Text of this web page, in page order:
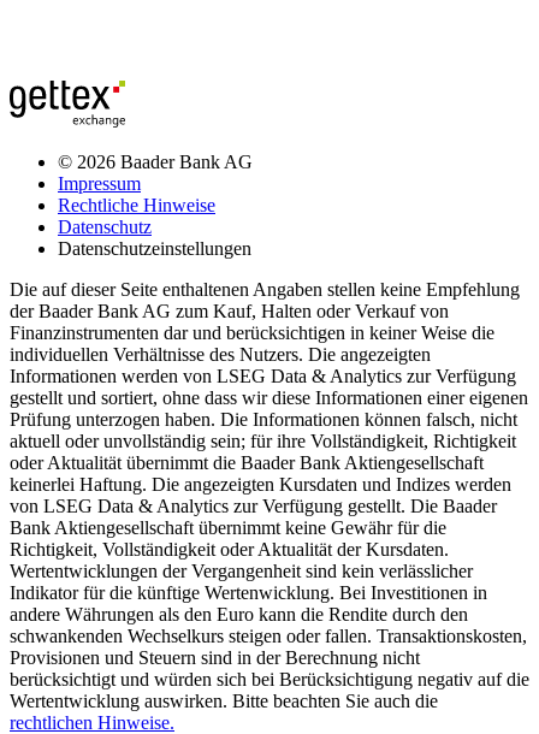
© 2026 Baader Bank AG
Impressum
Rechtliche Hinweise
Datenschutz
Datenschutzeinstellungen
Die auf dieser Seite enthaltenen Angaben stellen keine Empfehlung
der Baader Bank AG zum Kauf, Halten oder Verkauf von
Finanzinstrumenten dar und berücksichtigen in keiner Weise die
individuellen Verhältnisse des Nutzers. Die angezeigten
Informationen werden von LSEG Data & Analytics zur Verfügung
gestellt und sortiert, ohne dass wir diese Informationen einer eigenen
Prüfung unterzogen haben. Die Informationen können falsch, nicht
aktuell oder unvollständig sein; für ihre Vollständigkeit, Richtigkeit
oder Aktualität übernimmt die Baader Bank Aktiengesellschaft
keinerlei Haftung. Die angezeigten Kursdaten und Indizes werden
von LSEG Data & Analytics zur Verfügung gestellt. Die Baader
Bank Aktiengesellschaft übernimmt keine Gewähr für die
Richtigkeit, Vollständigkeit oder Aktualität der Kursdaten.
Wertentwicklungen der Vergangenheit sind kein verlässlicher
Indikator für die künftige Wertenwicklung. Bei Investitionen in
andere Währungen als den Euro kann die Rendite durch den
schwankenden Wechselkurs steigen oder fallen. Transaktionskosten,
Provisionen und Steuern sind in der Berechnung nicht
berücksichtigt und würden sich bei Berücksichtigung negativ auf die
Wertentwicklung auswirken. Bitte beachten Sie auch die
rechtlichen Hinweise.